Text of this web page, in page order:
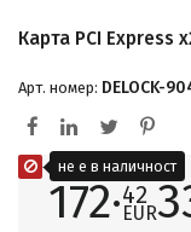
Карта PCI Express
Арт. номер: DELOCK-
172·42
EUR
не е в наличност